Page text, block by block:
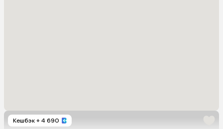
Кешбэк + 4 690